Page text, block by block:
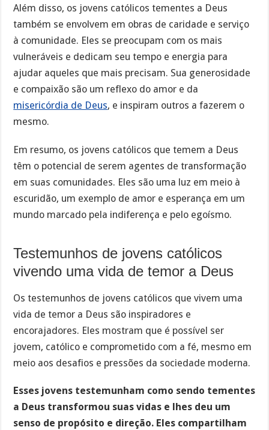
Além disso, os jovens católicos tementes a Deus
também se envolvem em obras de caridade e serviço
à comunidade. Eles se preocupam com os mais
vulneráveis e dedicam seu tempo e energia para
ajudar aqueles que mais precisam. Sua generosidade
e compaixão são um reflexo do amor e da
misericórdia de Deus, e inspiram outros a fazerem o
mesmo.
Em resumo, os jovens católicos que temem a Deus
têm o potencial de serem agentes de transformação
em suas comunidades. Eles são uma luz em meio à
escuridão, um exemplo de amor e esperança em um
mundo marcado pela indiferença e pelo egoísmo.
Testemunhos de jovens católicos
vivendo uma vida de temor a Deus
Os testemunhos de jovens católicos que vivem uma
vida de temor a Deus são inspiradores e
encorajadores. Eles mostram que é possível ser
jovem, católico e comprometido com a fé, mesmo em
meio aos desafios e pressões da sociedade moderna.
Esses jovens testemunham como sendo tementes
a Deus transformou suas vidas e lhes deu um
senso de propósito e direção. Eles compartilham